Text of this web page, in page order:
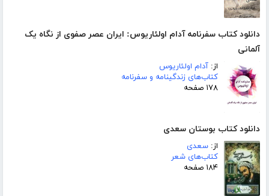
دانلود کتاب سفرنامه آدام اولئاریوس: ایران عصر صفوی از نگاه یک
آلمانی
از: آدام اولئاریوس
کتاب‌های زندگینامه و سفرنامه
۱۷۸ صفحه
دانلود کتاب بوستان سعدی
از: سعدی
کتاب‌های شعر
۱۸۴ صفحه